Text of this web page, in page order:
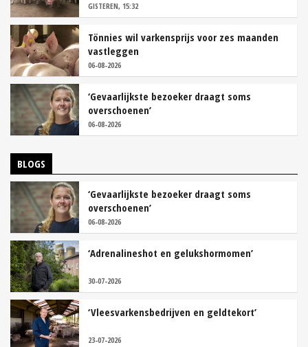
GISTEREN, 15:32
Tönnies wil varkensprijs voor zes maanden
vastleggen
06-08-2026
‘Gevaarlijkste bezoeker draagt soms
overschoenen’
06-08-2026
BLOGS
‘Gevaarlijkste bezoeker draagt soms
overschoenen’
06-08-2026
‘Adrenalineshot en gelukshormomen’
30-07-2026
‘Vleesvarkensbedrijven en geldtekort’
23-07-2026